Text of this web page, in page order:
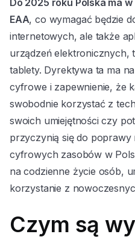
EAA, co wymagać będzie
internetowych, ale także
urządzeń elektronicznych,
tablety. Dyrektywa ta ma
cyfrowe i zapewnienie, że
swobodnie korzystać z
swoich umiejętności czy
przyczynią się do
cyfrowych zasobów w
na codzienne życie osób,
korzystanie z
Czym są